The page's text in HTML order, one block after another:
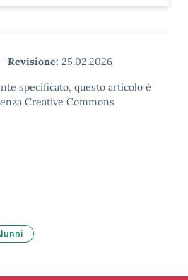
- Revisione: 25.02.2026
specificato, questo articolo è
Creative Commons